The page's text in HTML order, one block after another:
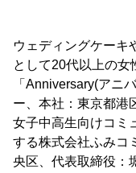
ウェディングケーキ
として20代以上の
「Anniversary(アニ
ー、本社：東京都港
女子中高生向けコミ
する株式会社ふみコ
央区、代表取締役：